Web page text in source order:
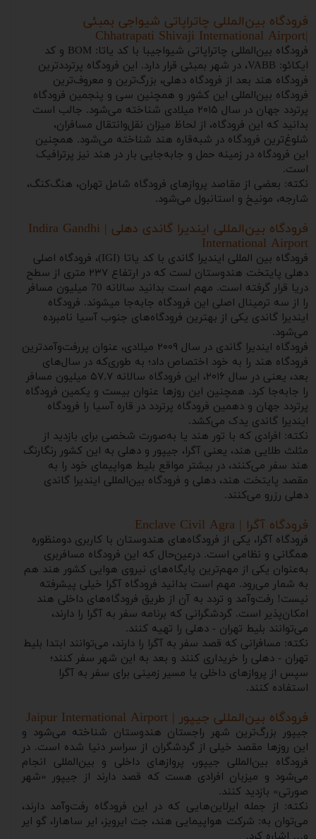
فرودگاه بین‌المللی چاتراپاتی شیواجی بمبئی
|Chhatrapati Shivaji International Airport
فرودگاه بین‌المللی چاتراپاتی شیواجیبا با کد یاتا: BOM و کد
ایکائو: VABB، در شهر بمبئی قرار دارد. این فرودگاه پرترددترین
فرودگاه هند بعد از فرودگاه دهلی، بزرگ‌ترین و معروف‌ترین
فرودگاه بین‌المللی این کشور و همچنین سی و پنجمین فرودگاه
پرتردد جهان در سال ۲۰۱۵ میلادی شناخته می‌شود. جالب است
بدانید که این فرودگاه، از لحاظ میزان نقل‌و‌انتقال مسافران،
شلوغ‌ترین فرودگاه در شبه‌قاره هند شناخته می‌شود. همچنین
این فرودگاه در زمینه حمل و جابه‌جایی بار در هند نیز پرترافیک
است.
نکته: بعضی از مقاصد پروازهای فرودگاه شامل تهران، هنگ‌کنگ،
شارجه، مونیخ و استانبول می‌شود.
فرودگاه بین‌المللی ایندیرا گاندی دهلی | Indira Gandhi
International Airport
فرودگاه بین المللی ایندیرا گاندی با کد یاتا (IGI)، فرودگاه اصلی
دهلی پایتخت هندوستان لست که در ارتفاع ۲۳۷ متری از سطح
دریا قرار گرفته است. مهم است بدانید سالانه 70 میلیون مسافر
را از سه ترمینال اصلی این فرودگاه جابه‌جا می‎شوند. فرودگاه
ایندیرا گاندی یکی از بهترین فرودگاه‌های جنوب آسیا نامبرده
می‌شود.
فرودگاه ایندیرا گاندی در سال ۲۰۰۹ میلادی، عنوان پررفت‌وآمدترین
فرودگاه هند را به خود اختصاص داد؛ به طوری‌که در سال‌های
بعد، یعنی در سال ۲۰۱۶، این فرودگاه سالانه ۵۷.۷ میلیون مسافر
را جابه‌جا کرد. همچنین این روزها عنوان بیست و یکمین فرودگاه
پرتردد جهان و دهمین فرودگاه پرتردد در قاره آسیا را فرودگاه
ایندیرا گاندی یدک می‌کشد.
نکته: افرادی که با تور هند یا به‌صورت شخصی برای بازدید از
مثلث طلایی هند، یعنی آگرا، جیپور و دهلی به این کشور رنگارنگ
هند سفر می‌کنند، در بیشتر مواقع بلیط هواپیمای خود را به
مقصد پایتخت هند، دهلی و فرودگاه بین‌المللی ایندیرا گاندی
دهلی رزرو می‌کنند.
فرودگاه آگرا | Enclave Civil Agra
فرودگاه آگرا، یکی از فرودگاه‌های هندوستان با کاربری دو‌منظوره
همگانی و نظامی است. درعین‌حال که این فرودگاه مسافربری
به‌عنوان یکی از مهم‌ترین پایگاه‌های نیروی هوایی کشور هند هم
به شمار می‌رود. مهم است بدانید فرودگاه آگرا خیلی پیشرفته
نیست! رفت‌و‌آمد و تردد به آن از طریق فرودگاه‌های داخلی هند
امکان‌پذیر است. گردشگرانی که برنامه سفر به آگرا را دارند،
می‌توانند بلیط تهران - دهلی را تهیه کنند.
نکته: مسافرانی که قصد سفر به آگرا را دارند، می‌توانند ابتدا بلیط
تهران - دهلی را خریداری کنند و بعد به این شهر سفر کنند؛
سپس از پروازهای داخلی یا مسیر زمینی برای سفر به آگرا
استفاده کنند.
فرودگاه بین‌المللی جیپور | Jaipur International Airport
جیپور بزرگ‌ترین شهر راجستان هندوستان شناخته می‌شود و
این روزها مقصد خیلی از گردشگران از سراسر دنیا شده است. در
فرودگاه بین‌المللی جیپور، پروازهای داخلی و بین‌المللی انجام
می‌شود و میزبان افرادی هست که قصد دارند از جیپور «شهر
صورتی» بازدید کنند.
نکته: از جمله ایرلاین‌هایی که در این فرودگاه رفت‌وآمد دارند،
می‌توان به: شرکت هواپیمایی هند، جت ایرویز، ایر ساهارا، گو ایر